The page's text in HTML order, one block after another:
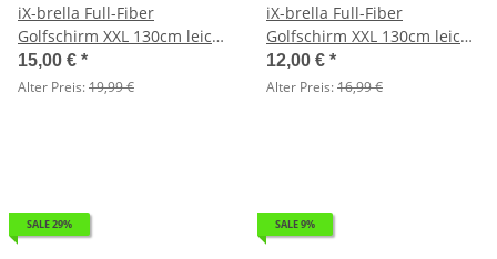
iX-brella Full-Fiber
Golfschirm XXL 130cm leicht
sturmfest mit Softgriff weiß
- 2. Wahl
15,00 € *
Alter Preis:19,99 €
iX-brella Full-Fiber
Golfschirm XXL 130cm leicht
sturmfest mit Softgriff weiß
- 2. Wahl
12,00 € *
Alter Preis:16,99 €
SALE 29% SALE 9%